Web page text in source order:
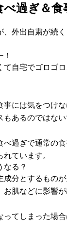
過ぎ＆食
、外出自粛が続
自宅でゴロゴ
には気をつけ
あるのではない
べ過ぎで通常の
ています。
なる？
分とするもの
肌などに影響が
ってしまった場